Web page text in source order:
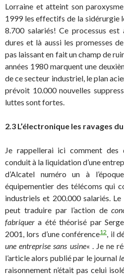
Lorraine et atteint son
1999 les effectifs de la sidérurgie
8.700 salariés! Ce processus
dures et là aussi les promesses
pas laissant en fait un champ de
années 1980 marquent une
de ce secteur industriel, le plan
prévoit 10.000 nouvelles
luttes sont fortes.
2.3 L’électronique les ravages du
Je rappellerai ici comment des
conduit à la liquidation d’une
d’Alcatel numéro un à
équipementier des télécoms qui
industriels et 200.000 salariés.
peut traduire par l’action de
fabriquer a été théorisé par
2001, lors d’une conférence12, il
une entreprise sans usine« . Je ne
l’article alors publié par le journal
raisonnement n’était pas celui